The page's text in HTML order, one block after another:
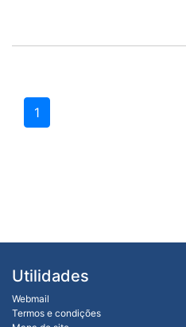
1
Utilidades
Webmail
Termos e condições